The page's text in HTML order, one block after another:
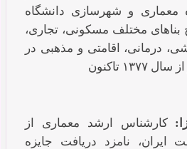
معماری و شهرسازی دانشگاه
بناهای مختلف مسکونی، تجاری،
درمانی، اقامتی و مذهبی در
تاکنون
کارشناس ارشد معماری از
ایران، نامزد دریافت جایزه